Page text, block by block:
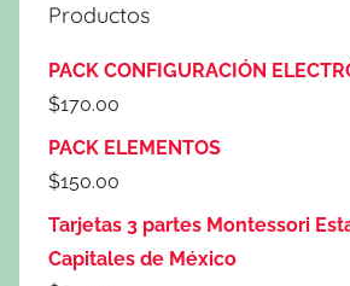
Productos
PACK CONFIGURACIÓN
$170.00
PACK ELEMENTOS
$150.00
Tarjetas 3 partes Montessori
Capitales de México